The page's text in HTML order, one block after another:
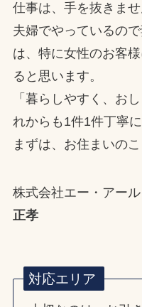
仕事は、手を抜きませ
夫婦でやっているの
は、特に女性のお客
ると思います。
「暮らしやすく、お
れからも1件1件丁寧に
まずは、お住まいの
株式会社エー・アー
正孝
対応エリア